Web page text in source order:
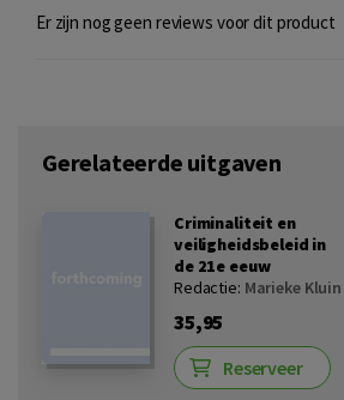
Er zijn nog geen reviews voor dit product
Gerelateerde uitgaven
Criminaliteit en
veiligheidsbeleid in
de 21e eeuw
Redactie: Marieke Kluin
35,95
Reserveer